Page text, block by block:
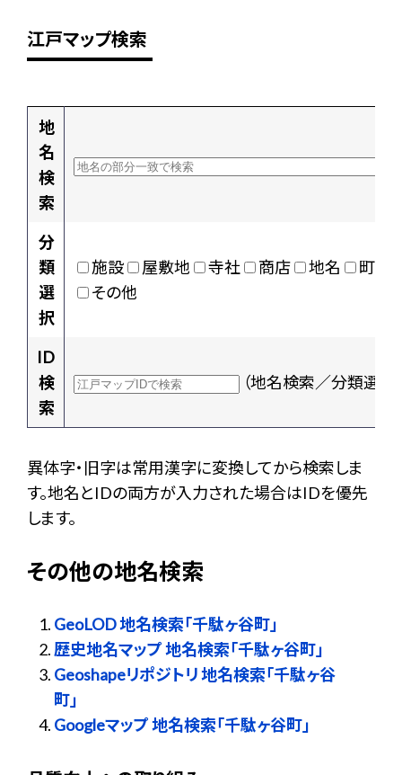
江戸マップ検索
地
名
検
索
分
類
選
択
施設 屋敷地 寺社 商店 地名
町村
その他
ID
検
索
（地名検索／分類選択
異体字・旧字は常用漢字に変換してから検索しま
す。地名とIDの両方が入力された場合はIDを優先
します。
その他の地名検索
GeoLOD 地名検索「千駄ヶ谷町」
歴史地名マップ 地名検索「千駄ヶ谷町」
Geoshapeリポジトリ 地名検索「千駄ヶ谷
町」
Googleマップ 地名検索「千駄ヶ谷町」